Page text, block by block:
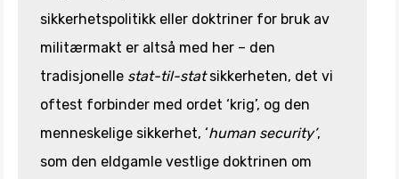
sikkerhetspolitikk eller doktriner for bruk av
militærmakt er altså med her – den
tradisjonelle stat-til-statsikkerheten, det vi
oftest forbinder med ordet ‘krig’, og den
menneskelige sikkerhet, ‘human security’,
som den eldgamle vestlige doktrinen om